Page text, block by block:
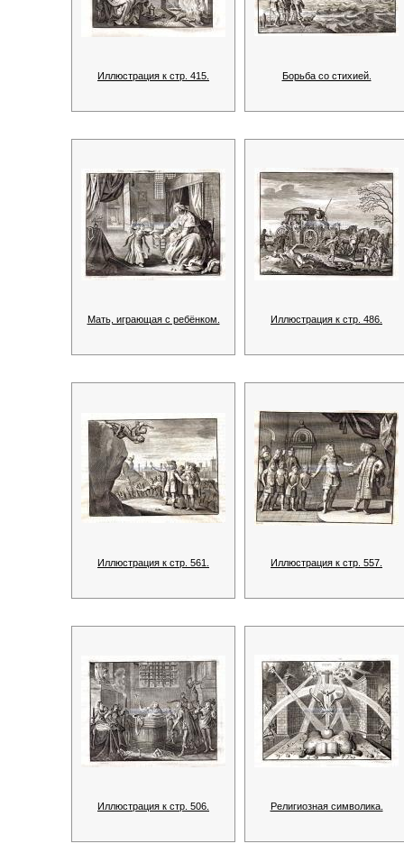
Иллюстрация к стр. 415. Борьба со стихией.
Мать, играющая с ребёнком. Иллюстрация к стр. 486.
Иллюстрация к стр. 561. Иллюстрация к стр. 557.
Иллюстрация к стр. 506. Религиозная символика.